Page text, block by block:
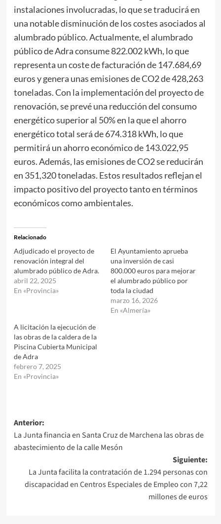
instalaciones involucradas, lo que se traducirá en
una notable disminución de los costes asociados al
alumbrado público. Actualmente, el alumbrado
público de Adra consume 822.002 kWh, lo que
representa un coste de facturación de 147.684,69
euros y genera unas emisiones de CO2 de 428,263
toneladas. Con la implementación del proyecto de
renovación, se prevé una reducción del consumo
energético superior al 50% en la que el ahorro
energético total será de 674.318 kWh, lo que
permitirá un ahorro económico de 143.022,95
euros. Además, las emisiones de CO2 se reducirán
en 351,320 toneladas. Estos resultados reflejan el
impacto positivo del proyecto tanto en términos
económicos como ambientales.
Relacionado
Adjudicado el proyecto de
renovación integral del
alumbrado público de Adra.
abril 22, 2025
En «Provincia»
El Ayuntamiento aprueba
una inversión de casi
800.000 euros para mejorar
el alumbrado público por
toda la ciudad
marzo 16, 2026
En «Almería»
A licitación la ejecución de
las obras de la caldera de la
Piscina Cubierta Municipal
de Adra
febrero 7, 2025
En «Provincia»
Navegación
de
entradas
Anterior:
La Junta financia en Santa Cruz de Marchena las obras de
abastecimiento de la calle Mesón
Siguiente:
La Junta facilita la contratación de 1.294 personas con
discapacidad en Centros Especiales de Empleo con 7,22
millones de euros